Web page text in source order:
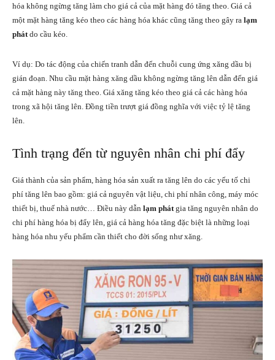
hóa không ngừng tăng làm cho giá cả của mặt hàng đó tăng theo. Giá cả
một mặt hàng tăng kéo theo các hàng hóa khác cũng tăng theo gây ra lạm
phát do cầu kéo.
Ví dụ: Do tác động của chiến tranh dẫn đến chuỗi cung ứng xăng dầu bị
gián đoạn. Nhu cầu mặt hàng xăng dầu không ngừng tăng lên dẫn đến giá
cả mặt hàng này tăng theo. Giá xăng tăng kéo theo giá cả các hàng hóa
trong xã hội tăng lên. Đồng tiền trượt giá đồng nghĩa với việc tỷ lệ tăng
lên.
Tình trạng đến từ nguyên nhân chi phí đẩy
Giá thành của sản phẩm, hàng hóa sản xuất ra tăng lên do các yếu tố chi
phí tăng lên bao gồm: giá cả nguyên vật liệu, chi phí nhân công, máy móc
thiết bị, thuế nhà nước… Điều này dẫn lạm phát gia tăng nguyên nhân do
chi phí hàng hóa bị đẩy lên, giá cả hàng hóa tăng đặc biệt là những loại
hàng hóa nhu yếu phẩm cần thiết cho đời sống như xăng.